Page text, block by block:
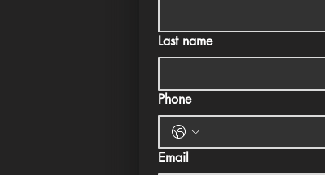
Last name
Phone
Email